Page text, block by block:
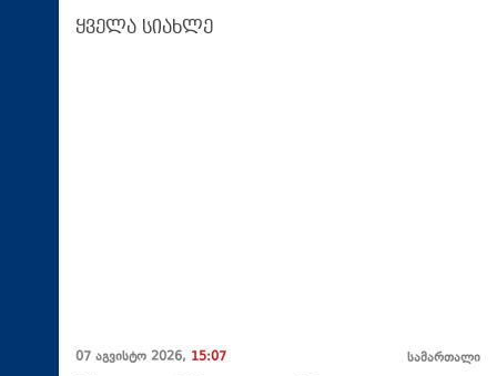
ყველა სიახლე
07 აგვისტო 2026, 15:07 სამართალი